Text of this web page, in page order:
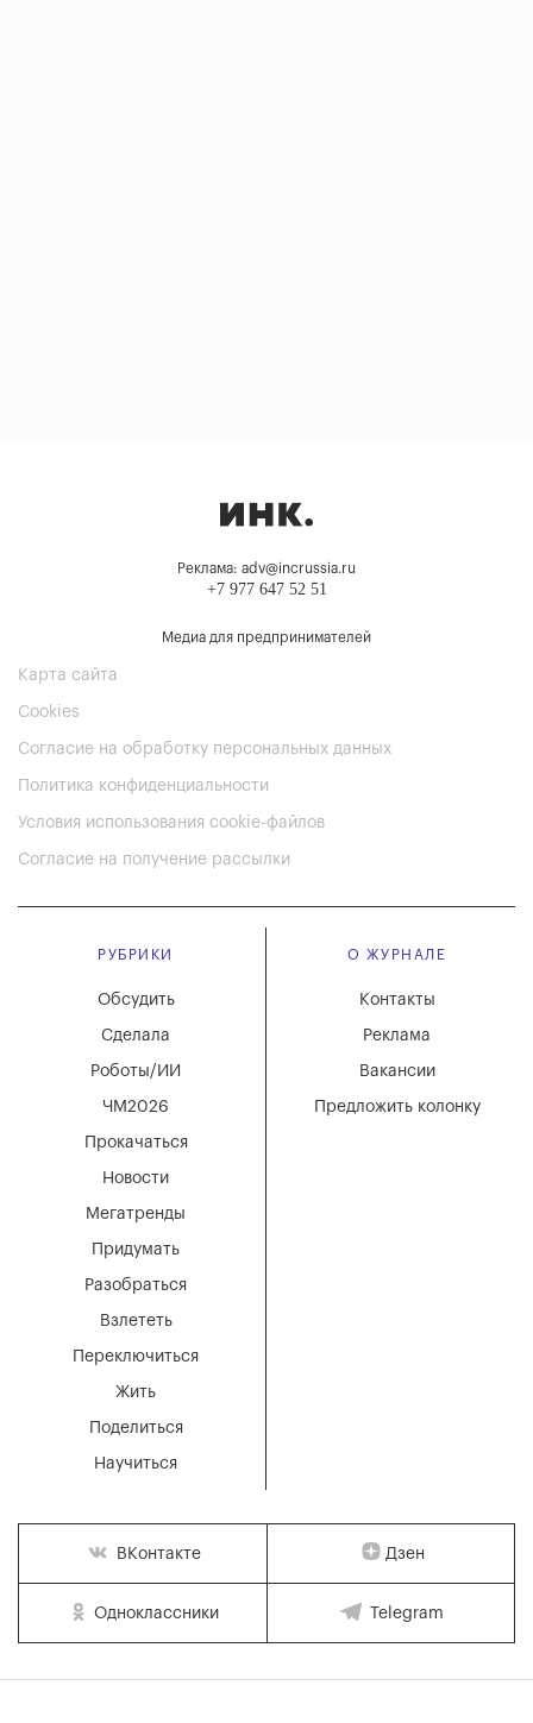
Реклама: adv@incrussia.ru
+7 977 647 52 51
Медиа для предпринимателей
Карта сайта
Cookies
Согласие на обработку персональных данных
Политика конфиденциальности
Условия использования cookie-файлов
Согласие на получение рассылки
РУБРИКИ
Мегатренды
Придумать
Разобраться
Взлететь
Новости
Переключиться
Жить
Поделиться
Научиться
Обсудить
Сделала
Роботы/ИИ
ЧМ2026
Прокачаться
О ЖУРНАЛЕ
Вакансии
Реклама
Контакты
Предложить колонку
ВКонтакте Дзен
Одноклассники Telegram